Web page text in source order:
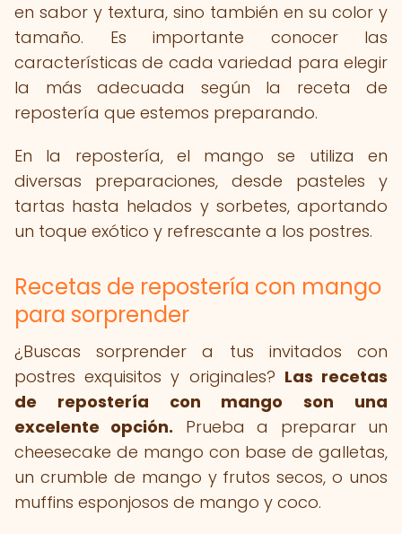
en sabor y textura, sino también en su color y
tamaño. Es importante conocer las
características de cada variedad para elegir
la más adecuada según la receta de
repostería que estemos preparando.
En la repostería, el mango se utiliza en
diversas preparaciones, desde pasteles y
tartas hasta helados y sorbetes, aportando
un toque exótico y refrescante a los postres.
Recetas de repostería con mango
para sorprender
¿Buscas sorprender a tus invitados con
postres exquisitos y originales? Las recetas
de repostería con mango son una
excelente opción. Prueba a preparar un
cheesecake de mango con base de galletas,
un crumble de mango y frutos secos, o unos
muffins esponjosos de mango y coco.